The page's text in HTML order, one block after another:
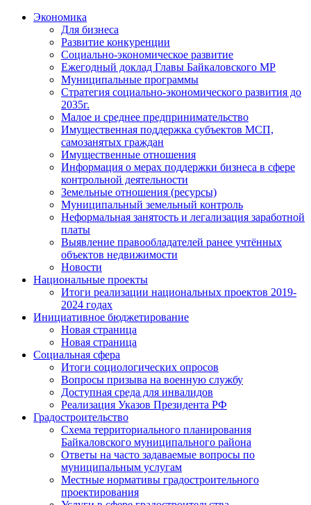
Экономика
Для бизнеса
Развитие конкуренции
Социально-экономическое развитие
Ежегодный доклад Главы Байкаловского МР
Муниципальные программы
Стратегия социально-экономического развития до
2035г.
Малое и среднее предпринимательство
Имущественная поддержка субъектов МСП,
самозанятых граждан
Имущественные отношения
Информация о мерах поддержки бизнеса в сфере
контрольной деятельности
Земельные отношения (ресурсы)
Муниципальный земельный контроль
Неформальная занятость и легализация заработной
платы
Выявление правообладателей ранее учтённых
объектов недвижимости
Новости
Национальные проекты
Итоги реализации национальных проектов 2019-
2024 годах
Инициативное бюджетирование
Новая страница
Новая страница
Социальная сфера
Итоги социологических опросов
Вопросы призыва на военную службу
Доступная среда для инвалидов
Реализация Указов Президента РФ
Градостроительство
Схема территориального планирования
Байкаловского муниципального района
Ответы на часто задаваемые вопросы по
муниципальным услугам
Местные нормативы градостроительного
проектирования